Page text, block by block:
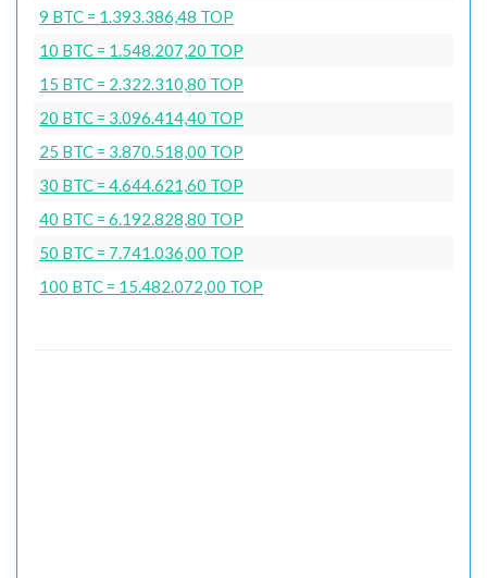
9 BTC = 1.393.386,48 TOP
10 BTC = 1.548.207,20 TOP
15 BTC = 2.322.310,80 TOP
20 BTC = 3.096.414,40 TOP
25 BTC = 3.870.518,00 TOP
30 BTC = 4.644.621,60 TOP
40 BTC = 6.192.828,80 TOP
50 BTC = 7.741.036,00 TOP
100 BTC = 15.482.072,00 TOP